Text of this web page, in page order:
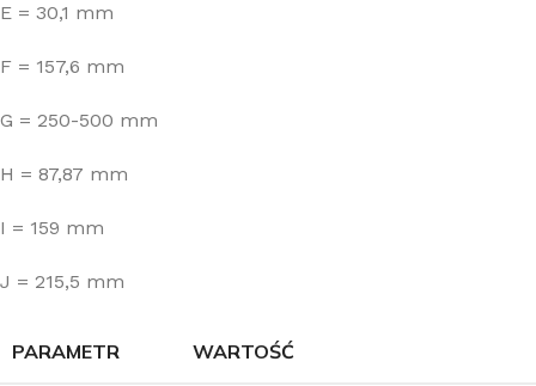
E = 30,1 mm
F = 157,6 mm
G = 250-500 mm
H = 87,87 mm
I = 159 mm
J = 215,5 mm
PARAMETR WARTOŚĆ